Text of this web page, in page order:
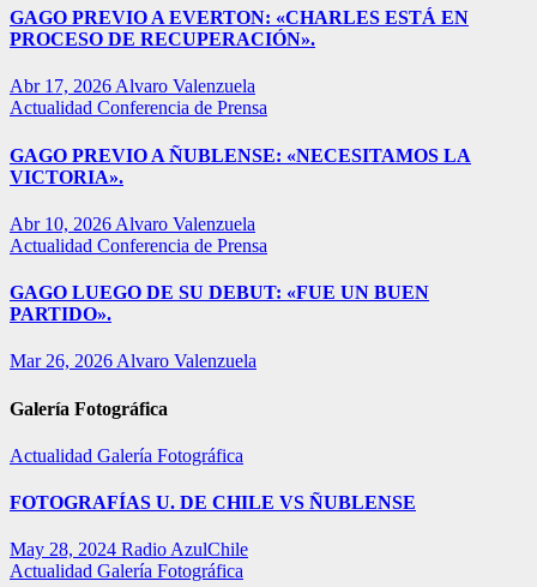
GAGO PREVIO A EVERTON: «CHARLES ESTÁ EN
PROCESO DE RECUPERACIÓN».
Abr 17, 2026 Alvaro Valenzuela
Actualidad Conferencia de Prensa
GAGO PREVIO A ÑUBLENSE: «NECESITAMOS LA
VICTORIA».
Abr 10, 2026 Alvaro Valenzuela
Actualidad Conferencia de Prensa
GAGO LUEGO DE SU DEBUT: «FUE UN BUEN
PARTIDO».
Mar 26, 2026 Alvaro Valenzuela
Galería Fotográfica
Actualidad Galería Fotográfica
FOTOGRAFÍAS U. DE CHILE VS ÑUBLENSE
May 28, 2024 Radio AzulChile
Actualidad Galería Fotográfica